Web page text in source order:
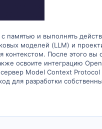
памятью и выполнять
моделей (LLM) и
После этого вы
освоите интеграцию
Model Context Protocol
для разработки